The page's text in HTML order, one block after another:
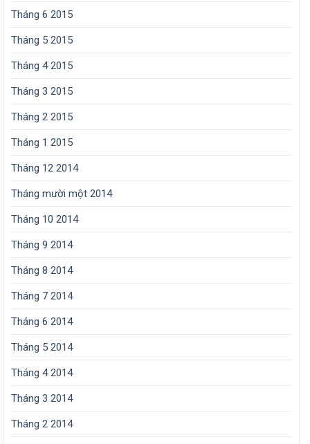
Tháng 6 2015
Tháng 5 2015
Tháng 4 2015
Tháng 3 2015
Tháng 2 2015
Tháng 1 2015
Tháng 12 2014
Tháng mười một 2014
Tháng 10 2014
Tháng 9 2014
Tháng 8 2014
Tháng 7 2014
Tháng 6 2014
Tháng 5 2014
Tháng 4 2014
Tháng 3 2014
Tháng 2 2014